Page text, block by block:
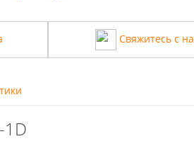
Свяжитесь с